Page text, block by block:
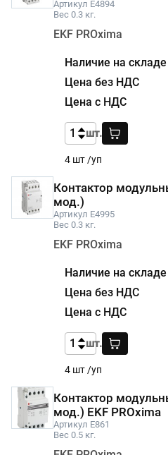
Артикул E4894
Вес 0.3 кг.
EKF PROxima
4 шт /уп
шт.
Контактор
мод.)
Артикул E4995
Вес 0.3 кг.
EKF PROxima
4 шт /уп
шт.
Контактор
мод.) EKF PROxima
Артикул E861
Вес 0.5 кг.